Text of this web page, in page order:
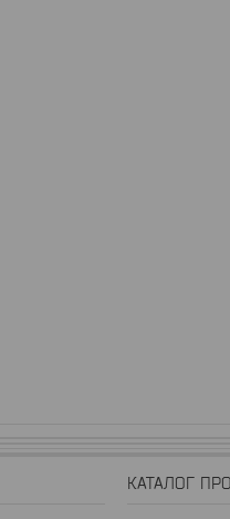
КАТАЛОГ